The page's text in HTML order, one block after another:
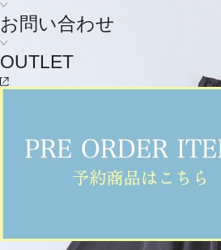
お問い合わせ
OUTLET